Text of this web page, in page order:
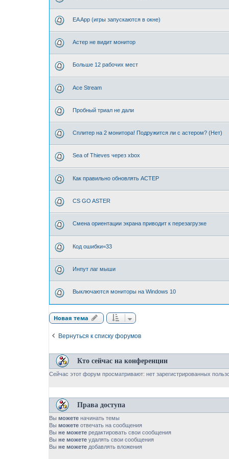
EA App (игры запускаются в окне)
Астер не видит монитор
Больше 12 рабочих мест
Ace Stream
Пробный триал не дали
Сплитер на 2 монитора! Подружится ли с астером? (Нет)
Sea of Thieves через xbox
Как правильно обновлять АСТЕР
CS GO ASTER
Смена ориентации экрана приводит к перезагрузке
Код ошибки=33
Инпут лаг мыши
Выключаются мониторы на Windows 10
Новая тема
Вернуться к списку форумов
Кто сейчас на конференции
Сейчас этот форум просматривают: нет зарегистрированных
Права доступа
Вы можете начинать темы
Вы можете отвечать на сообщения
Вы не можете редактировать свои сообщения
Вы не можете удалять свои сообщения
Вы не можете добавлять вложения